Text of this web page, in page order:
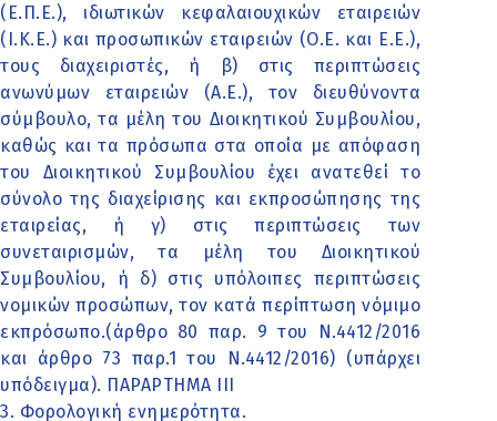
(Ε.Π.Ε.), ιδιωτικών κεφαλαιουχικών εταιρειών
(Ι.Κ.Ε.) και προσωπικών εταιρειών (Ο.Ε. και Ε.Ε.),
τους διαχειριστές, ή β) στις περιπτώσεις
ανωνύμων εταιρειών (Α.Ε.), τον διευθύνοντα
σύμβουλο, τα μέλη του Διοικητικού Συμβουλίου,
καθώς και τα πρόσωπα στα οποία με απόφαση
του Διοικητικού Συμβουλίου έχει ανατεθεί το
σύνολο της διαχείρισης και εκπροσώπησης της
εταιρείας, ή γ) στις περιπτώσεις των
συνεταιρισμών, τα μέλη του Διοικητικού
Συμβουλίου, ή δ) στις υπόλοιπες περιπτώσεις
νομικών προσώπων, τον κατά περίπτωση νόμιμο
εκπρόσωπο.(άρθρο 80 παρ. 9 του Ν.4412/2016
και άρθρο 73 παρ.1 του Ν.4412/2016) (υπάρχει
υπόδειγμα). ΠΑΡΑΡΤΗΜΑ ΙΙΙ
3. Φορολογική ενημερότητα.